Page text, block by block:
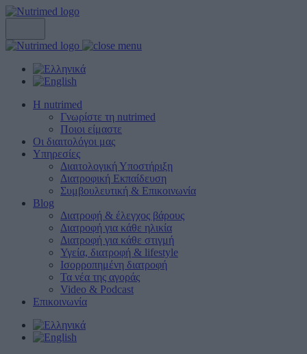
Η nutrimed
Γνωρίστε τη nutrimed
Ποιοι είμαστε
Οι διαιτολόγοι μας
Υπηρεσίες
Διαιτολογική Υποστήριξη
Διατροφική Εκπαίδευση
Συμβουλευτική & Επικοινωνία
Blog
Διατροφή & έλεγχος βάρους
Διατροφή για κάθε ηλικία
Διατροφή για κάθε στιγμή
Υγεία, διατροφή & lifestyle
Ισορροπημένη διατροφή
Τα νέα της αγοράς
Video & Podcast
Επικοινωνία